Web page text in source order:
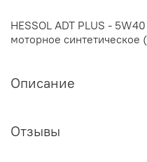
HESSOL ADT PLUS -
моторное синтетическое
Описание
Отзывы